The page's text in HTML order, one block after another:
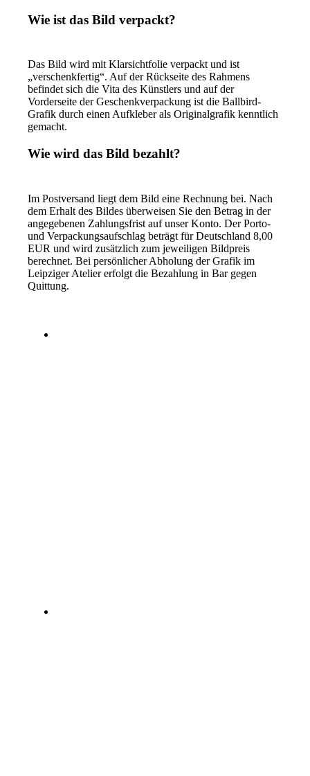
Wie ist das Bild verpackt?
Das Bild wird mit Klarsichtfolie verpackt und ist
„verschenkfertig“. Auf der Rückseite des Rahmens
befindet sich die Vita des Künstlers und auf der
Vorderseite der Geschenkverpackung ist die Ballbird-
Grafik durch einen Aufkleber als Originalgrafik kenntlich
gemacht.
Wie wird das Bild bezahlt?
Im Postversand liegt dem Bild eine Rechnung bei. Nach
dem Erhalt des Bildes überweisen Sie den Betrag in der
angegebenen Zahlungsfrist auf unser Konto. Der Porto-
und Verpackungsaufschlag beträgt für Deutschland 8,00
EUR und wird zusätzlich zum jeweiligen Bildpreis
berechnet. Bei persönlicher Abholung der Grafik im
Leipziger Atelier erfolgt die Bezahlung in Bar gegen
Quittung.